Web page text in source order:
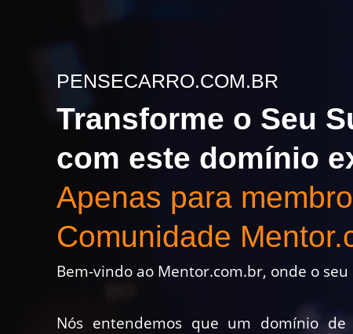
PENSECARRO.COM.BR
Transforme o Seu
com este domínio
Apenas para
Comunidade
Bem-vindo ao Mentor.com.br, onde o seu
Nós entendemos que um domínio